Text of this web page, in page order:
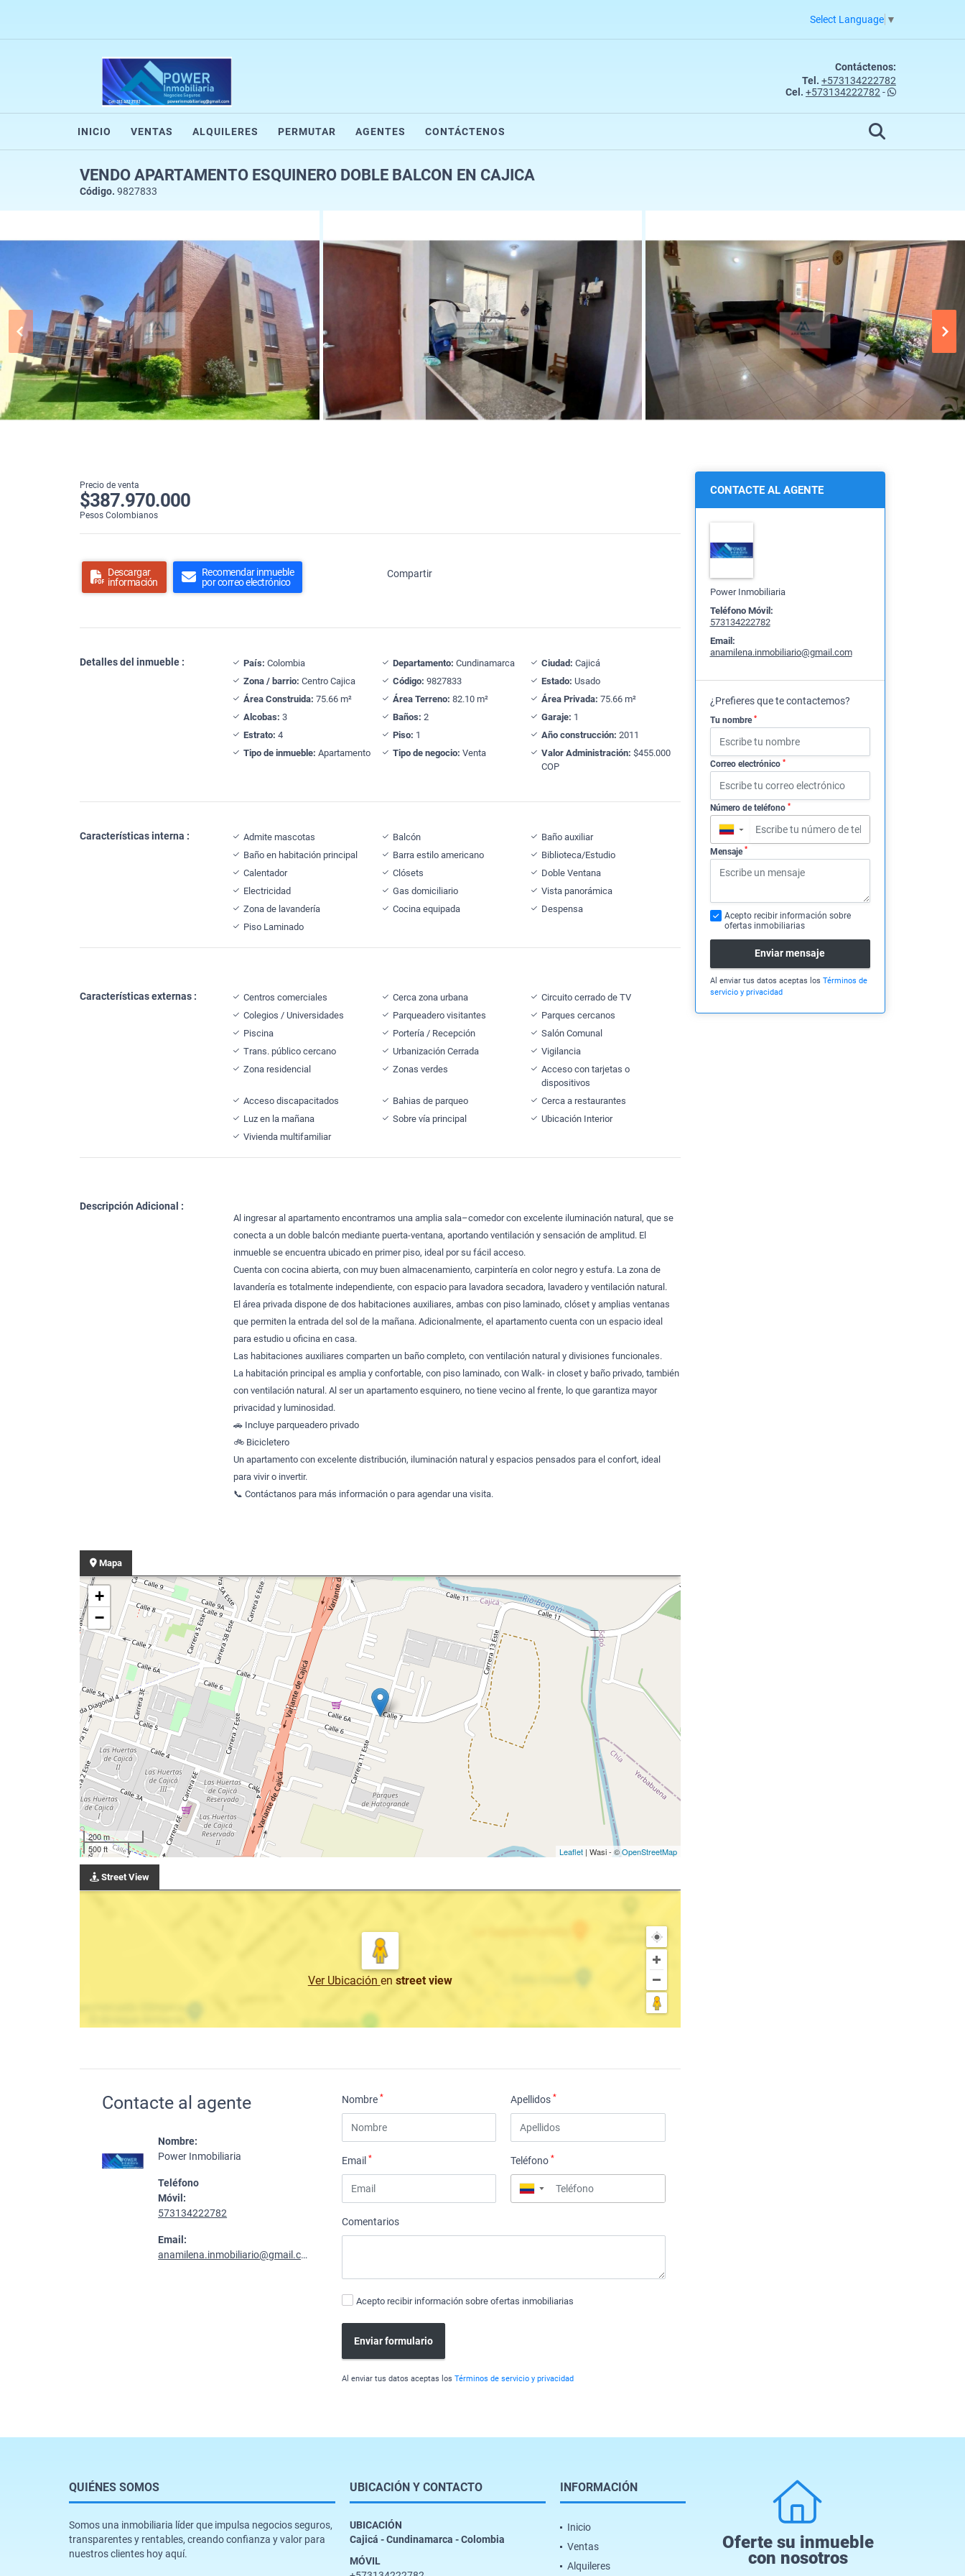
Select Language ▼
Contáctenos:
Tel. +573134222782
Cel. +573134222782 -
INICIO VENTAS ALQUILERES PERMUTAR AGENTES CONTÁCTENOS
VENDO APARTAMENTO ESQUINERO DOBLE BALCON EN CAJICA
Código. 9827833
Precio de venta
$387.970.000
Pesos Colombianos
Descargar
información
Recomendar inmueble
por correo electrónico
Compartir
Detalles del inmueble : País: Colombia Departamento: Cundinamarca Ciudad: Cajicá
Zona / barrio: Centro Cajica Código: 9827833 Estado: Usado
Área Construida: 75.66 m² Área Terreno: 82.10 m² Área Privada: 75.66 m²
Alcobas: 3 Baños: 2 Garaje: 1
Estrato: 4 Piso: 1 Año construcción: 2011
Tipo de inmueble: Apartamento Tipo de negocio: Venta Valor Administración: $455.000
COP
Características interna : Admite mascotas Balcón
Baño auxiliar
Baño en habitación principal
Barra estilo americano
Biblioteca/Estudio
Calentador
Clósets
Doble Ventana
Electricidad
Gas domiciliario
Vista panorámica
Zona de lavandería
Cocina equipada
Despensa
Piso Laminado
Características externas : Centros comerciales Cerca zona urbana
Circuito cerrado de TV
Colegios / Universidades
Parqueadero visitantes
Parques cercanos
Piscina
Portería / Recepción
Salón Comunal
Trans. público cercano
Urbanización Cerrada
Vigilancia
Zona residencial
Zonas verdes
Acceso con tarjetas o
dispositivos
Acceso discapacitados
Bahias de parqueo
Cerca a restaurantes
Luz en la mañana
Sobre vía principal
Ubicación Interior
Vivienda multifamiliar
Descripción Adicional :
Al ingresar al apartamento encontramos una amplia sala–comedor con excelente iluminación natural, que se
conecta a un doble balcón mediante puerta-ventana, aportando ventilación y sensación de amplitud. El
inmueble se encuentra ubicado en primer piso, ideal por su fácil acceso.
Cuenta con cocina abierta, con muy buen almacenamiento, carpintería en color negro y estufa. La zona de
lavandería es totalmente independiente, con espacio para lavadora secadora, lavadero y ventilación natural.
El área privada dispone de dos habitaciones auxiliares, ambas con piso laminado, clóset y amplias ventanas
que permiten la entrada del sol de la mañana. Adicionalmente, el apartamento cuenta con un espacio ideal
para estudio u oficina en casa.
Las habitaciones auxiliares comparten un baño completo, con ventilación natural y divisiones funcionales.
La habitación principal es amplia y confortable, con piso laminado, con Walk- in closet y baño privado, también
con ventilación natural. Al ser un apartamento esquinero, no tiene vecino al frente, lo que garantiza mayor
privacidad y luminosidad.
🚗 Incluye parqueadero privado
🚲 Bicicletero
Un apartamento con excelente distribución, iluminación natural y espacios pensados para el confort, ideal
para vivir o invertir.
📞 Contáctanos para más información o para agendar una visita.
Mapa
+
−
200 m
500 ft
Leaflet| Wasi - ©OpenStreetMap
Street View
Ver Ubicación en street view
Contacte al agente
Nombre:
Power Inmobiliaria
Teléfono
Móvil:
573134222782
Email:
anamilena.inmobiliario@gmail.com
Nombre* Apellidos*
Email* Teléfono*
▼
Comentarios
Acepto recibir información sobre ofertas inmobiliarias
Enviar formulario
Al enviar tus datos aceptas losTérminos de servicio y privacidad
CONTACTE AL AGENTE
Power Inmobiliaria
Teléfono Móvil:
573134222782
Email:
anamilena.inmobiliario@gmail.com
¿Prefieres que te contactemos?
Tu nombre *
Correo electrónico *
Número de teléfono *
▼
Mensaje *
Acepto recibir información sobre
ofertas inmobiliarias
Enviar mensaje
Al enviar tus datos aceptas los Términos de
servicio y privacidad
QUIÉNES SOMOS
Somos una inmobiliaria líder que impulsa negocios seguros,
transparentes y rentables, creando confianza y valor para
nuestros clientes hoy aquí.
UBICACIÓN Y CONTACTO
UBICACIÓN
Cajicá - Cundinamarca - Colombia
MÓVIL
INFORMACIÓN
Inicio
Ventas
Alquileres
Oferte su inmueble
con nosotros